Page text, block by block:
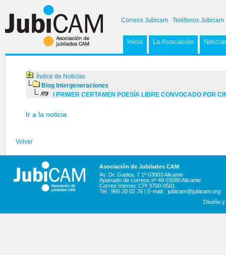
Correos Jubicam Teléfonos Jubicam
Inicio La Asociación
Índice de Noticias
Blog Intergeneraciones
I PRIMER CERTAMEN POESÍA LIBRE CONVOCADO POR
Ir a la noticia
Volver
Asociación de Jubilados CAM
Av. Dr. Gadea, 7 1º 03003 Alicante
Apartado de correos nº 49 03080 Alicante
Correo Interno: CPI 3700-0501
Tel.: 965 20 02 76 | E-mail:
jubicam@jubicam.org
Diseño